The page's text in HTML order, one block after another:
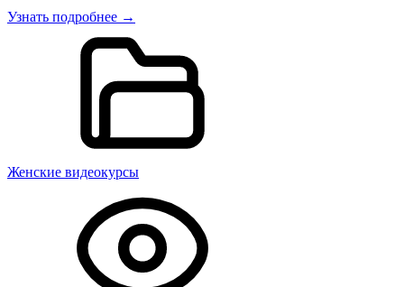
Узнать подробнее →
Женские видеокурсы